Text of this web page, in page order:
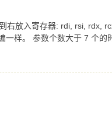
右放入寄存器: rdi, rsi, rdx,
一样。 参数个数大于 7 个